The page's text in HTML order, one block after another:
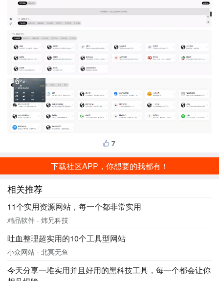
7
下载社区APP，你想要的我都有！
相关推荐
11个实用资源网站，每一个都非常实用
精品软件 - 炜兄科技
吐血整理超实用的10个工具型网站
小众网站 - 北冥无鱼
今天分享一堆实用并且好用的黑科技工具，每一个都会让你